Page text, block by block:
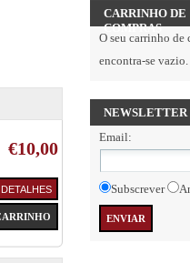
€10,00
CARRINHO DE
COMPRAS
O seu carrinho de
encontra-se vazio.
NEWSLETTER
Email:
Subscrever